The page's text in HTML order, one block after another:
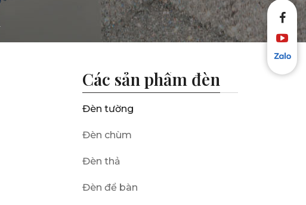
Các sản phẩm đèn
Đèn tường
Đèn chùm
Đèn thả
Đèn để bàn